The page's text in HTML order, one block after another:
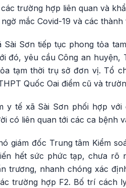
trường hợp liên quan và
mắc Covid-19 và các
Sơn tiếp tục phong tỏa
đó, yêu cầu Công an
tạm thời trụ sở đơn vị. Tổ
Quốc Oai điểm cũ và
y tế xã Sài Sơn phối hợp
có liên quan tới các ca bệnh
giám đốc Trung tâm Kiểm
hết sức phức tạp, chưa
trương, nhanh chóng xác
trường hợp F2. Bố trí cách